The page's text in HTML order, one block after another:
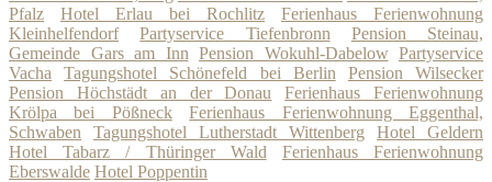
Pfalz
Hotel Erlau bei Rochlitz
Ferienhaus Ferienwohnung
Kleinhelfendorf
Partyservice Tiefenbronn
Pension Steinau,
Gemeinde Gars am Inn Pension Wokuhl-Dabelow Partyservice
Vacha
Tagungshotel Schönefeld bei Berlin
Pension Wilsecker
Pension Höchstädt an der Donau
Ferienhaus Ferienwohnung
Krölpa bei Pößneck
Ferienhaus Ferienwohnung Eggenthal,
Schwaben
Tagungshotel Lutherstadt Wittenberg
Hotel Geldern
Hotel Tabarz / Thüringer Wald
Ferienhaus Ferienwohnung
Eberswalde Hotel Poppentin